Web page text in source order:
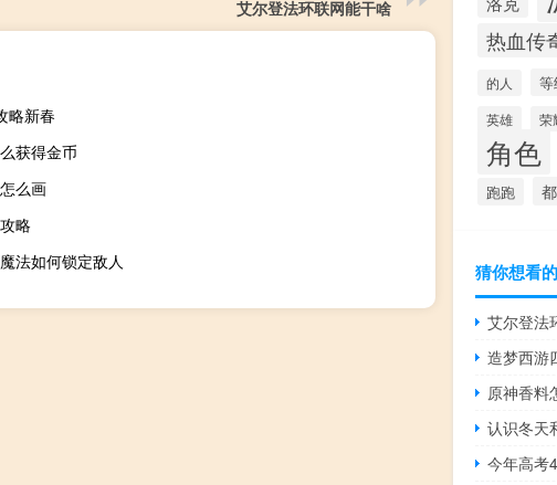
艾尔登法环联网能干啥
略新春
获得金币
么画
略
法如何锁定敌人
热血传
的人 等
英雄 荣
角色
跑跑
猜你想看
艾尔登法
造梦西游
原神香料
认识冬天
今年高考